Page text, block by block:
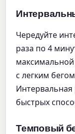
Чередуйте
раза по 4
с легким
быстрых
Темповый